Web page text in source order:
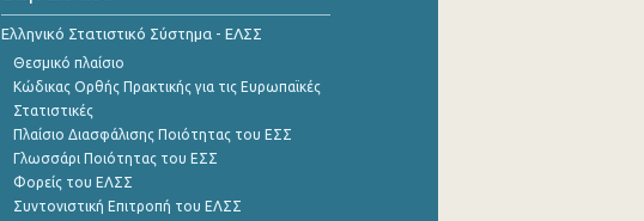
Ελληνικό Στατιστικό Σύστημα - ΕΛΣΣ
Θεσμικό πλαίσιο
Κώδικας Ορθής Πρακτικής για τις Ευρωπαϊκές
Στατιστικές
Πλαίσιο Διασφάλισης Ποιότητας του ΕΣΣ
Γλωσσάρι Ποιότητας του ΕΣΣ
Φορείς του ΕΛΣΣ
Συντονιστική Επιτροπή του ΕΛΣΣ